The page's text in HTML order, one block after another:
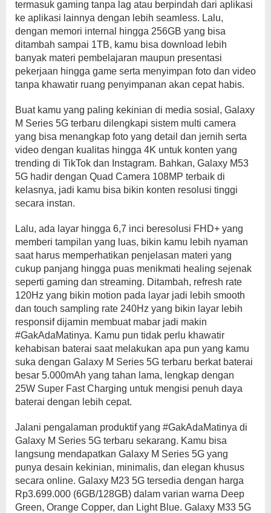
termasuk gaming tanpa lag atau berpindah dari aplikasi
ke aplikasi lainnya dengan lebih seamless. Lalu,
dengan memori internal hingga 256GB yang bisa
ditambah sampai 1TB, kamu bisa download lebih
banyak materi pembelajaran maupun presentasi
pekerjaan hingga game serta menyimpan foto dan video
tanpa khawatir ruang penyimpanan akan cepat habis.
Buat kamu yang paling kekinian di media sosial, Galaxy
M Series 5G terbaru dilengkapi sistem multi camera
yang bisa menangkap foto yang detail dan jernih serta
video dengan kualitas hingga 4K untuk konten yang
trending di TikTok dan Instagram. Bahkan, Galaxy M53
5G hadir dengan Quad Camera 108MP terbaik di
kelasnya, jadi kamu bisa bikin konten resolusi tinggi
secara instan.
Lalu, ada layar hingga 6,7 inci beresolusi FHD+ yang
memberi tampilan yang luas, bikin kamu lebih nyaman
saat harus memperhatikan penjelasan materi yang
cukup panjang hingga puas menikmati healing sejenak
seperti gaming dan streaming. Ditambah, refresh rate
120Hz yang bikin motion pada layar jadi lebih smooth
dan touch sampling rate 240Hz yang bikin layar lebih
responsif dijamin membuat mabar jadi makin
#GakAdaMatinya. Kamu pun tidak perlu khawatir
kehabisan baterai saat melakukan apa pun yang kamu
suka dengan Galaxy M Series 5G terbaru berkat baterai
besar 5.000mAh yang tahan lama, lengkap dengan
25W Super Fast Charging untuk mengisi penuh daya
baterai dengan lebih cepat.
Jalani pengalaman produktif yang #GakAdaMatinya di
Galaxy M Series 5G terbaru sekarang. Kamu bisa
langsung mendapatkan Galaxy M Series 5G yang
punya desain kekinian, minimalis, dan elegan khusus
secara online. Galaxy M23 5G tersedia dengan harga
Rp3.699.000 (6GB/128GB) dalam varian warna Deep
Green, Orange Copper, dan Light Blue. Galaxy M33 5G